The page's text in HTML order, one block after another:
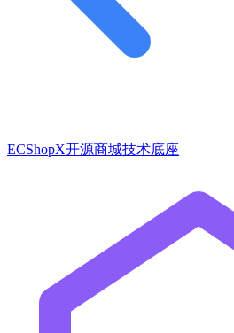
ECShopX开源商城技术底座